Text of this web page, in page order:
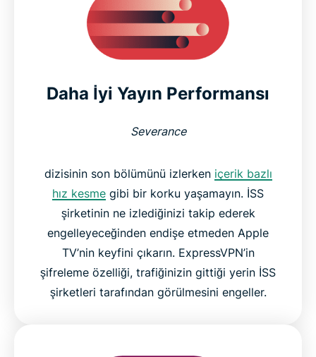
Daha İyi Yayın Performansı
Severance
dizisinin son bölümünü izlerken içerik bazlı
hız kesme gibi bir korku yaşamayın. İSS
şirketinin ne izlediğinizi takip ederek
engelleyeceğinden endişe etmeden Apple
TV’nin keyfini çıkarın. ExpressVPN’in
şifreleme özelliği, trafiğinizin gittiği yerin İSS
şirketleri tarafından görülmesini engeller.